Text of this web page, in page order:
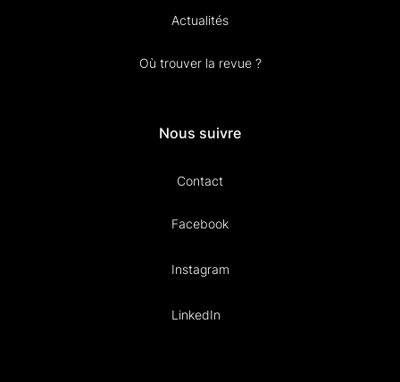
Actualités
Où trouver la revue ?
Nous suivre
Contact
Facebook
Instagram
LinkedIn